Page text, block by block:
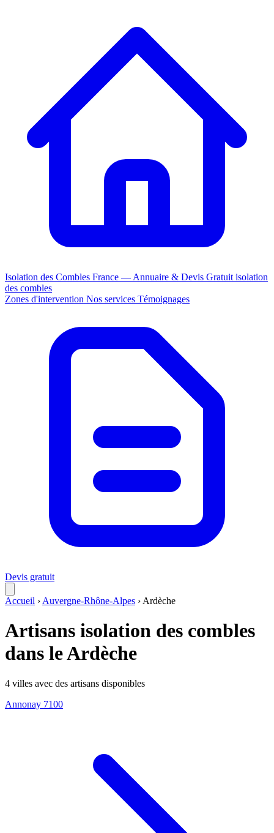
Isolation des Combles France — Annuaire & Devis Gratuit isolation
des combles
Zones d'intervention Nos services Témoignages
Devis gratuit
Accueil › Auvergne-Rhône-Alpes › Ardèche
Artisans isolation des combles
dans le Ardèche
4 villes avec des artisans disponibles
Annonay 7100